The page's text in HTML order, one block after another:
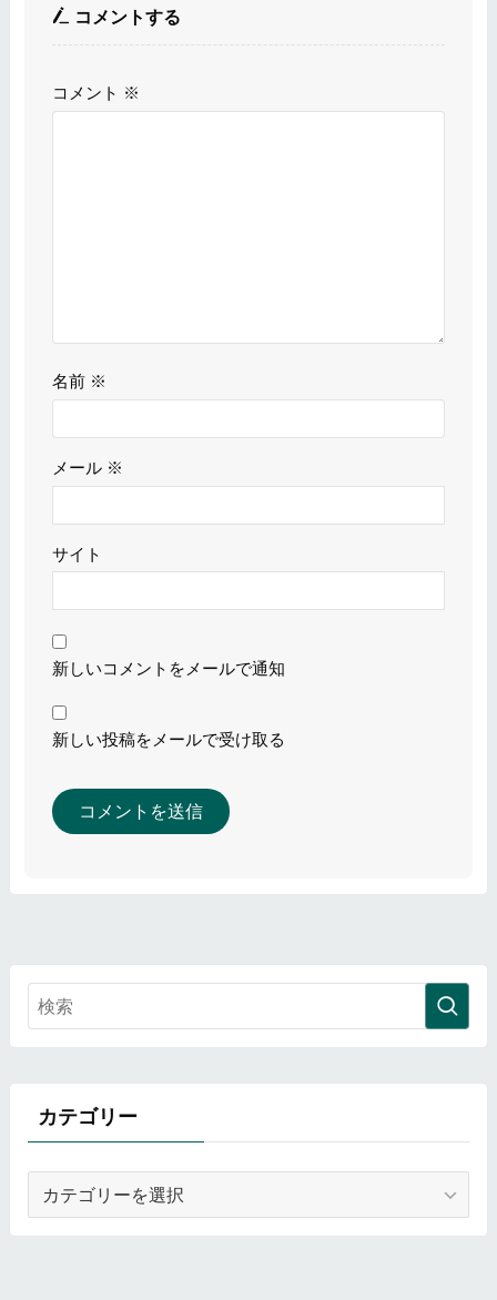
コメントする
コメント ※
名前 ※
メール ※
サイト
新しいコメントをメールで通知
新しい投稿をメールで受け取る
カテゴリー
ゴ